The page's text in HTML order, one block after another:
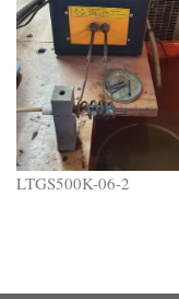
LTGS500K-06-2